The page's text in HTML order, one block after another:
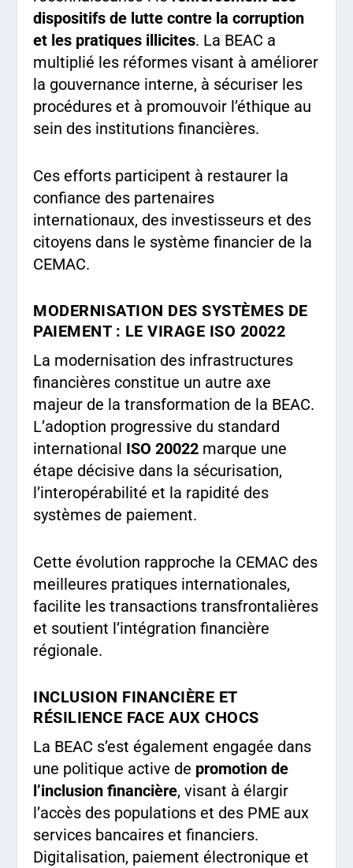
dispositifs de lutte contre la corruption
et les pratiques illicites. La BEAC a
multiplié les réformes visant à améliorer
la gouvernance interne, à sécuriser les
procédures et à promouvoir l’éthique au
sein des institutions financières.
Ces efforts participent à restaurer la
confiance des partenaires
internationaux, des investisseurs et des
citoyens dans le système financier de la
CEMAC.
MODERNISATION DES SYSTÈMES DE
PAIEMENT : LE VIRAGE ISO 20022
La modernisation des infrastructures
financières constitue un autre axe
majeur de la transformation de la BEAC.
L’adoption progressive du standard
international ISO 20022 marque une
étape décisive dans la sécurisation,
l’interopérabilité et la rapidité des
systèmes de paiement.
Cette évolution rapproche la CEMAC des
meilleures pratiques internationales,
facilite les transactions transfrontalières
et soutient l’intégration financière
régionale.
INCLUSION FINANCIÈRE ET
RÉSILIENCE FACE AUX CHOCS
La BEAC s’est également engagée dans
une politique active de promotion de
l’inclusion financière, visant à élargir
l’accès des populations et des PME aux
services bancaires et financiers.
Digitalisation, paiement électronique et